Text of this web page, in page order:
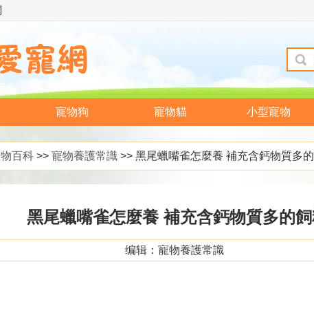
寵物狗 寵物貓 小型寵物
百科 >> 寵物養護常識 >> 黑尾蠟嘴雀怎麼養 補充含鈣物質多
黑尾蠟嘴雀怎麼養 補充含鈣物質多的
编辑：寵物養護常識